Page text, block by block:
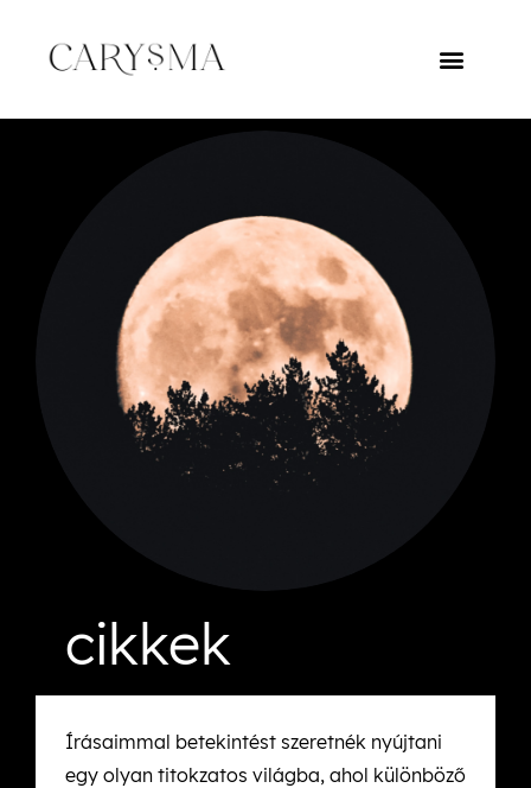
cikkek
Írásaimmal betekintést szeretnék nyújtani
egy olyan titokzatos világba, ahol különböző